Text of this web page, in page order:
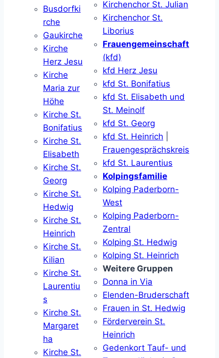
Busdorfki
rche
Gaukirche
Kirche
Herz Jesu
Kirche
Maria zur
Höhe
Kirche St.
Bonifatius
Kirche St.
Elisabeth
Kirche St.
Georg
Kirche St.
Hedwig
Kirche St.
Heinrich
Kirche St.
Kilian
Kirche St.
Laurentiu
s
Kirche St.
Margaret
ha
Kirche St.
Kirchenchor St. Julian
Kirchenchor St.
Liborius
Frauengemeinschaft
(kfd)
kfd Herz Jesu
kfd St. Bonifatius
kfd St. Elisabeth und
St. Meinolf
kfd St. Georg
kfd St. Heinrich
Frauengesprächskreis
kfd St. Laurentius
Kolpingsfamilie
Kolping Paderborn-
West
Kolping Paderborn-
Zentral
Kolping St. Hedwig
Kolping St. Heinrich
Weitere Gruppen
Donna in Via
Elenden-Bruderschaft
Frauen in St. Hedwig
Förderverein St.
Heinrich
Gedenkort Tauf- und